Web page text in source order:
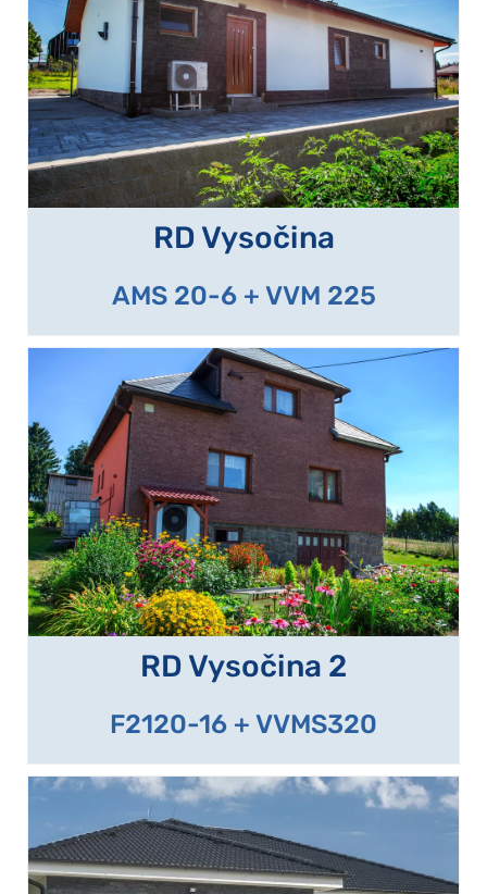
RD Vysočina
AMS 20-6 + VVM 225
RD Vysočina 2
F2120-16 + VVMS320